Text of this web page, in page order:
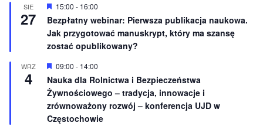
n
o
n
e
SIE
27
W
r
ó
ż
n
i
o
n
e
15:00 - 16:00
Bezpłatny webinar: Pierwsza publikacja naukowa.
Jak przygotować manuskrypt, który ma szansę
zostać opublikowany?
WRZ
4
W
r
ó
ż
n
i
09:00 - 14:00
Nauka dla Rolnictwa i Bezpieczeństwa
Żywnościowego – tradycja, innowacje i
zrównoważony rozwój – konferencja UJD w
Częstochowie